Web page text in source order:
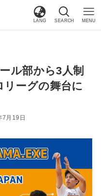
LANG SEARCH MENU
ル部から3人制
ーグの舞台に
7月19日